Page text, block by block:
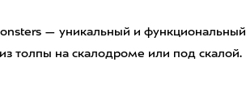
— уникальный и функциональный
толпы на скалодроме или под скалой.